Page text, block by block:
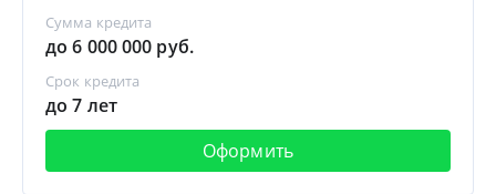
Сумма кредита
до 6 000 000 руб.
Срок кредита
до 7 лет
Оформить